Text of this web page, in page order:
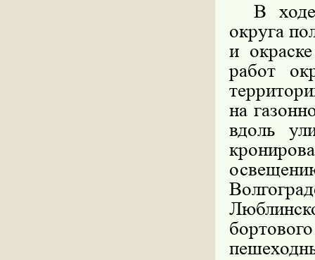
В ходе
округа
и
работ
на
вдоль